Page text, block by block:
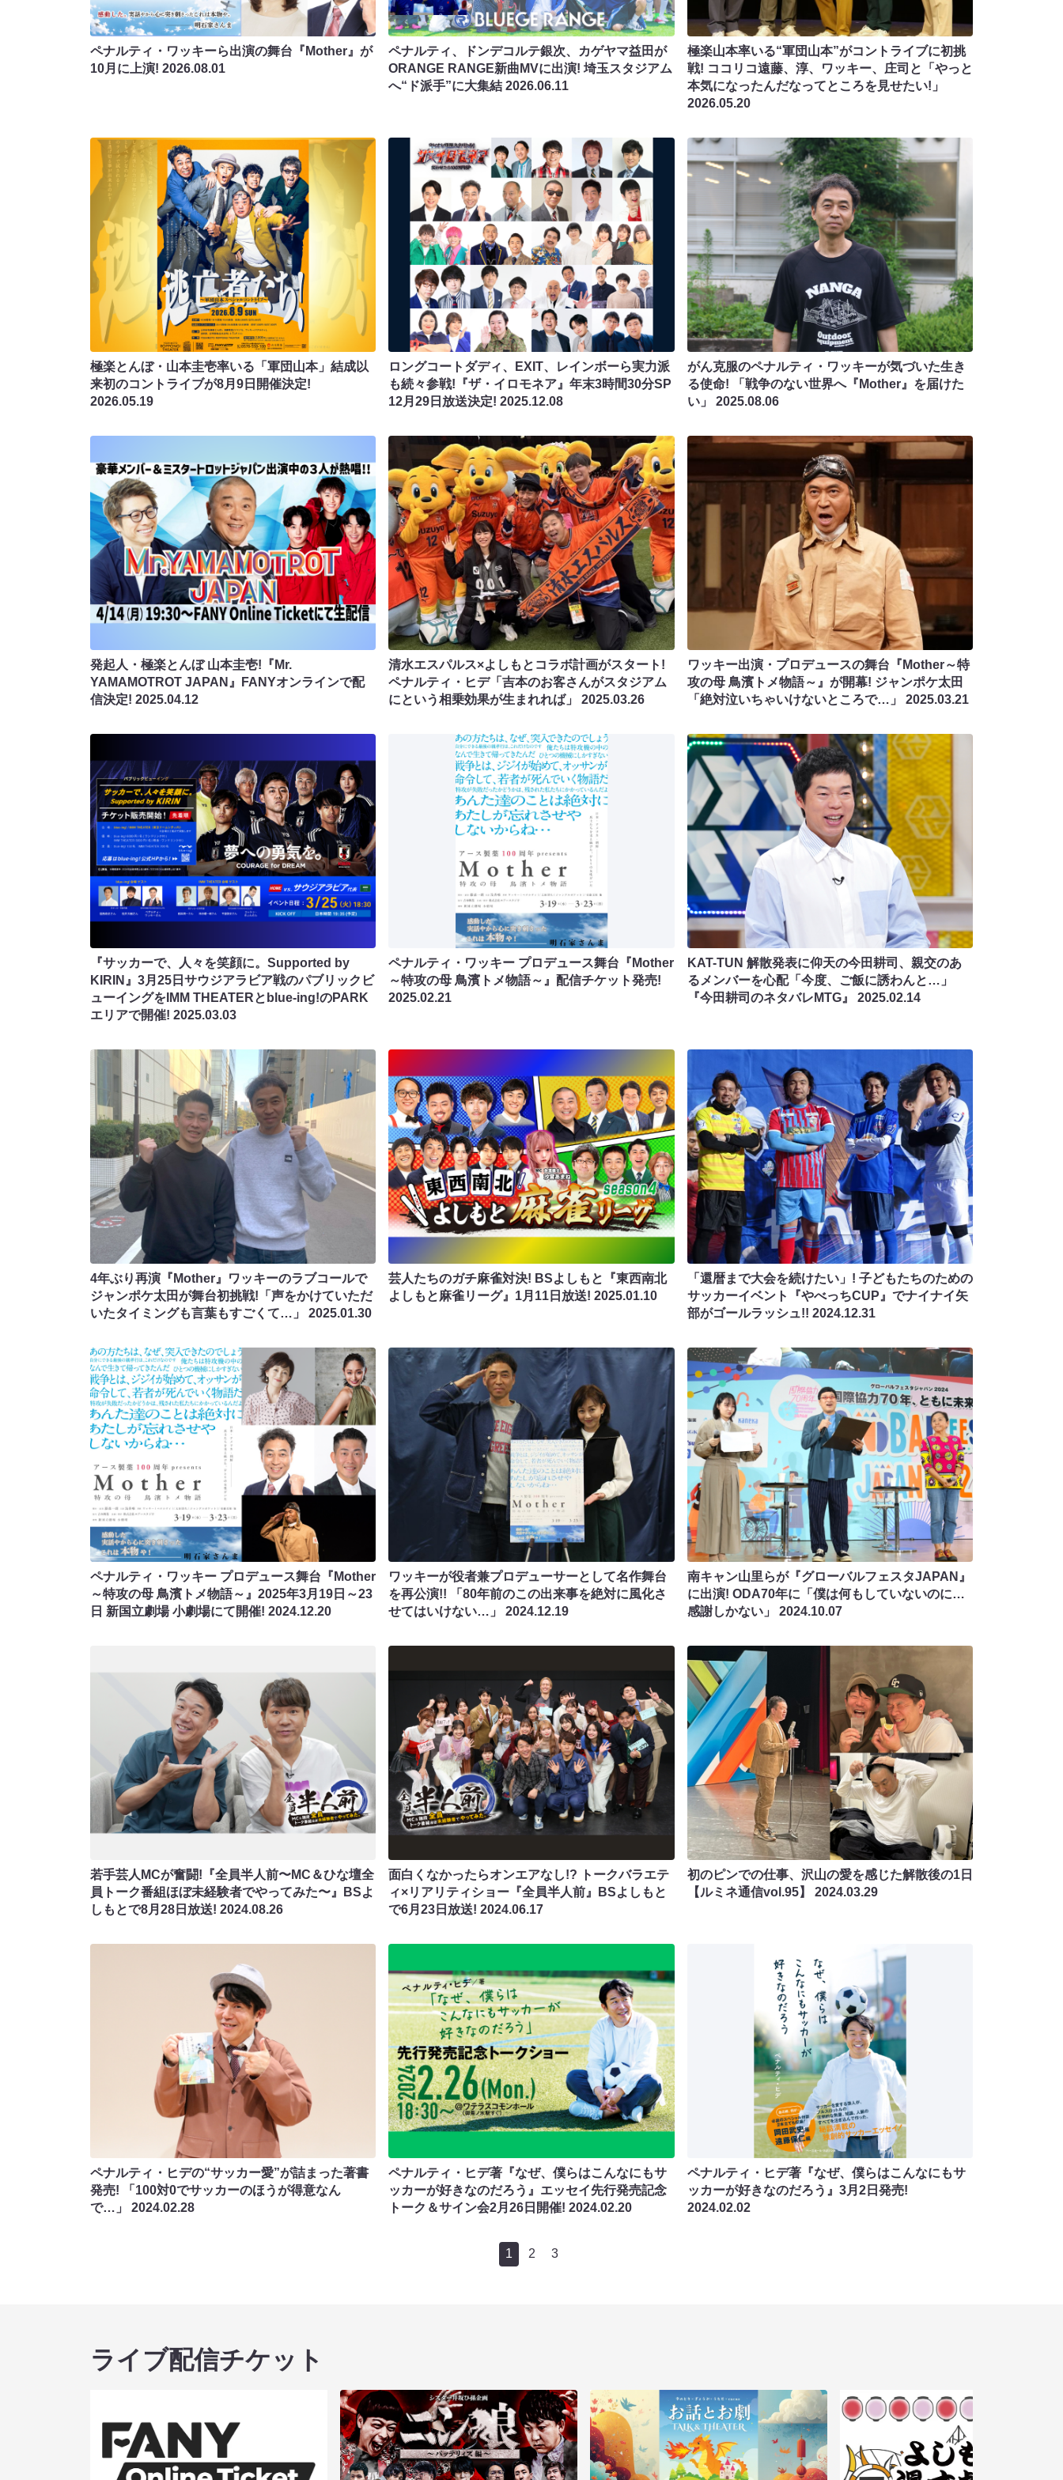
ペナルティ・ワッキーら出演の舞台『Mother』が
10月に上演! 2026.08.01
ペナルティ、ドンデコルテ銀次、カゲヤマ益田が
ORANGE RANGE新曲MVに出演! 埼玉スタジアム
へ“ド派手”に大集結2026.06.11
極楽山本率いる“軍団山本”がコントライブに初挑
戦! ココリコ遠藤、淳、ワッキー、庄司と「やっと
本気になったんだなってところを見せたい!」
2026.05.20
極楽とんぼ・山本圭壱率いる「軍団山本」結成以
来初のコントライブが8月9日開催決定!
2026.05.19
ロングコートダディ、EXIT、レインボーら実力派
も続々参戦!『ザ・イロモネア』年末3時間30分SP
12月29日放送決定!2025.12.08
がん克服のペナルティ・ワッキーが気づいた生き
る使命! 「戦争のない世界へ『Mother』を届けた
い」 2025.08.06
発起人・極楽とんぼ 山本圭壱!『Mr.
YAMAMOTROT JAPAN』FANYオンラインで配
信決定! 2025.04.12
清水エスパルス×よしもとコラボ計画がスタート!
ペナルティ・ヒデ「吉本のお客さんがスタジアム
にという相乗効果が生まれれば」2025.03.26
ワッキー出演・プロデュースの舞台『Mother～特
攻の母 鳥濱トメ物語～』が開幕! ジャンポケ太田
「絶対泣いちゃいけないところで…」 2025.03.21
『サッカーで、人々を笑顔に。Supported by
KIRIN』3月25日サウジアラビア戦のパブリックビ
ューイングをIMM THEATERとblue-ing!のPARK
エリアで開催! 2025.03.03
ペナルティ・ワッキー プロデュース舞台『Mother
～特攻の母 鳥濱トメ物語～』配信チケット発売!
2025.02.21
KAT-TUN 解散発表に仰天の今田耕司、親交のあ
るメンバーを心配「今度、ご飯に誘わんと…」
『今田耕司のネタバレMTG』 2025.02.14
4年ぶり再演『Mother』ワッキーのラブコールで
ジャンポケ太田が舞台初挑戦!「声をかけていただ
いたタイミングも言葉もすごくて…」 2025.01.30
芸人たちのガチ麻雀対決! BSよしもと『東西南北
よしもと麻雀リーグ』1月11日放送!2025.01.10
「還暦まで大会を続けたい」! 子どもたちのための
サッカーイベント『やべっちCUP』でナイナイ矢
部がゴールラッシュ!! 2024.12.31
ペナルティ・ワッキー プロデュース舞台『Mother
～特攻の母 鳥濱トメ物語～』2025年3月19日～23
日 新国立劇場 小劇場にて開催! 2024.12.20
ワッキーが役者兼プロデューサーとして名作舞台
を再公演!! 「80年前のこの出来事を絶対に風化さ
せてはいけない…」2024.12.19
南キャン山里らが『グローバルフェスタJAPAN』
に出演! ODA70年に「僕は何もしていないのに…
感謝しかない」 2024.10.07
若手芸人MCが奮闘!『全員半人前〜MC＆ひな壇全
員トーク番組ほぼ未経験者でやってみた〜』BSよ
しもとで8月28日放送! 2024.08.26
面白くなかったらオンエアなし!? トークバラエテ
ィ×リアリティショー『全員半人前』BSよしもと
で6月23日放送!2024.06.17
初のピンでの仕事、沢山の愛を感じた解散後の1日
【ルミネ通信vol.95】 2024.03.29
ペナルティ・ヒデの“サッカー愛”が詰まった著書
発売! 「100対0でサッカーのほうが得意なん
で…」 2024.02.28
ペナルティ・ヒデ著『なぜ、僕らはこんなにもサ
ッカーが好きなのだろう』エッセイ先行発売記念
トーク＆サイン会2月26日開催!2024.02.20
ペナルティ・ヒデ著『なぜ、僕らはこんなにもサ
ッカーが好きなのだろう』3月2日発売!
2024.02.02
1 2 3
ライブ配信チケット